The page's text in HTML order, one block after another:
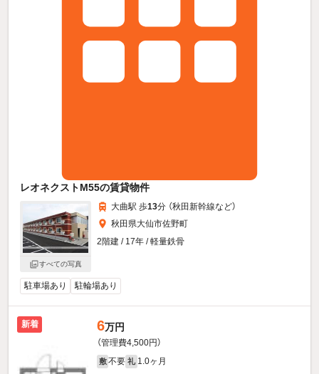
レオネクストM55の賃貸物件
すべての写真
大曲駅 歩13分 （秋田新幹線など）
秋田県大仙市佐野町
2階建 / 17年 / 軽量鉄骨
駐車場あり 駐輪場あり
新着 6万円
（管理費4,500円）
敷 不要 礼 1.0ヶ月